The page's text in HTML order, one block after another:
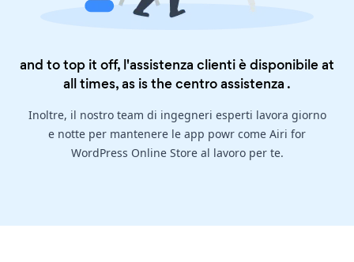
and to top it off, l'assistenza clienti è disponibile at
all times, as is thecentro assistenza .
Inoltre, il nostro team di ingegneri esperti lavora giorno
e notte per mantenere le app powr come Airi for
WordPress Online Store al lavoro per te.